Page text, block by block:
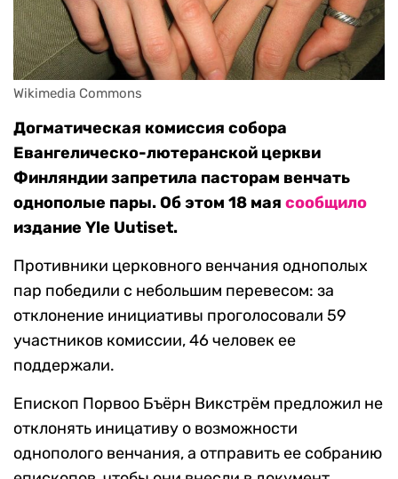
Wikimedia Commons
Догматическая комиссия собора
Евангелическо-лютеранской церкви
Финляндии запретила пасторам венчать
однополые пары. Об этом 18 мая сообщило
издание Yle Uutiset.
Противники церковного венчания однополых
пар победили с небольшим перевесом: за
отклонение инициативы проголосовали 59
участников комиссии, 46 человек ее
поддержали.
Епископ Порвоо Бъёрн Викстрём предложил не
отклонять иницативу о возможности
однополого венчания, а отправить ее собранию